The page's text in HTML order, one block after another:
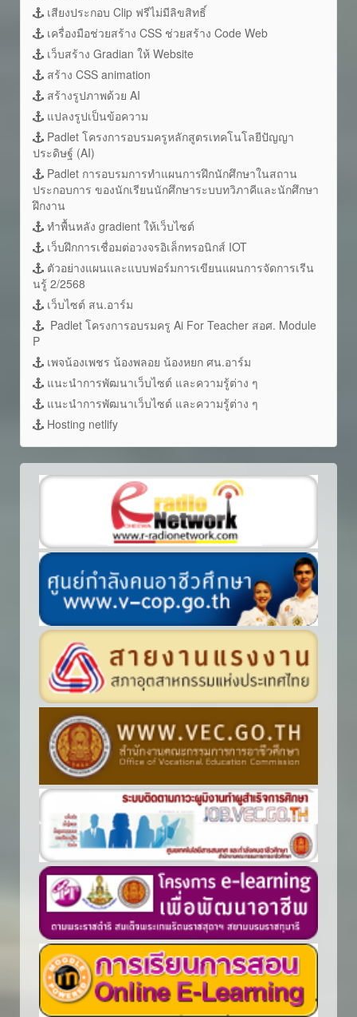
เสียงประกอบ Clip ฟรีไม่มีลิขสิทธิ์
เครื่องมือช่วยสร้าง CSS ช่วยสร้าง Code Web
เว็บสร้าง Gradian ให้ Website
สร้าง CSS animation
สร้างรูปภาพด้วย AI
แปลงรูปเป็นข้อความ
Padlet โครงการอบรมครูหลักสูตรเทคโนโลยีปัญญา
ประดิษฐ์ (AI)
Padlet การอบรมการทำแผนการฝึกนักศึกษาในสถาน
ประกอบการ ของนักเรียนนักศึกษาระบบทวิภาคีและนักศึกษา
ฝึกงาน
ทำพื้นหลัง gradient ให้เว็บไซต์
เว็บฝึกการเชื่อมต่อวงจรอิเล็กทรอนิกส์ IOT
ตัวอย่างแผนและแบบฟอร์มการเขียนแผนการจัดการเรีน
นรู้ 2/2568
เว็บไซต์ สน.อาร์ม
Padlet โครงการอบรมครู Ai For Teacher สอศ. Module
P
เพจน้องเพชร น้องพลอย น้องหยก ศน.อาร์ม
แนะนำการพัฒนาเว็บไซต์ และความรู้ต่าง ๆ
แนะนำการพัฒนาเว็บไซต์ และความรู้ต่าง ๆ
Hosting netlify